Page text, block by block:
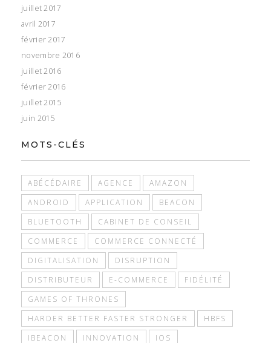
juillet 2017
avril 2017
février 2017
novembre 2016
juillet 2016
février 2016
juillet 2015
juin 2015
MOTS-CLÉS
ABÉCÉDAIRE AGENCE
AMAZON
ANDROID
APPLICATION
BEACON
BLUETOOTH
CABINET DE CONSEIL
COMMERCE
COMMERCE CONNECTÉ
DIGITALISATION
DISRUPTION
DISTRIBUTEUR
E-COMMERCE
FIDÉLITÉ
GAMES OF THRONES
HARDER BETTER FASTER STRONGER
HBFS
IBEACON
INNOVATION
IOS